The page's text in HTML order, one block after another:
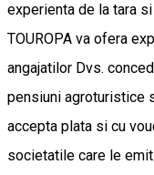
experienta de la tara
TOUROPA va ofera
angajatilor Dvs.
pensiuni agroturistice
accepta plata si cu
societatile care le